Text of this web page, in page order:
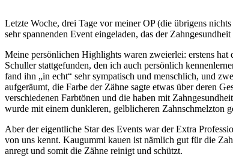
Letzte Woche, drei Tage vor meiner OP (die übrigens
sehr spannenden Event eingeladen, das der
Meine persönlichen Highlights waren zweierlei: erstens
Schuller stattgefunden, den ich auch persönlich
fand ihn „in echt“ sehr sympatisch und menschlich, und
aufgeräumt, die Farbe der Zähne sagte etwas über deren
verschiedenen Farbtönen und die haben mit
wurde mit einem dunkleren, gelblicheren Zahnschmelzton
Aber der eigentliche Star des Events war der Extra
von uns kennt. Kaugummi kauen ist nämlich gut für die
anregt und somit die Zähne reinigt und schützt.